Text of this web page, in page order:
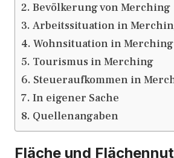
Bevölkerung von Merching
Arbeitssituation in
Wohnsituation in Merching
Tourismus in Merching
Steueraufkommen in
In eigener Sache
Quellenangaben
Fläche und